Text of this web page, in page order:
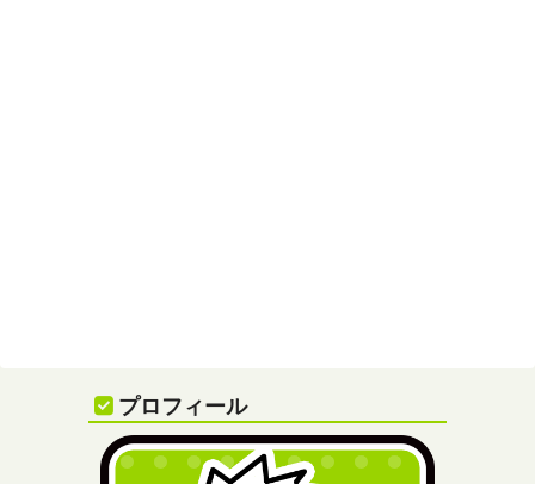
プロフィール